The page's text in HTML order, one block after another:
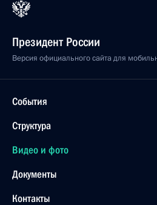
Президент России
Версия официального сайта для
События
Структура
Видео и фото
Документы
Контакты